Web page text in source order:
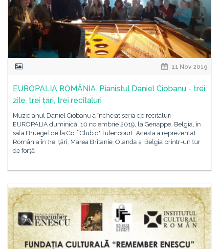
11 Nov 2019
EUROPALIA ROMÂNIA. Pianistul Daniel Ciobanu - trei
zile, trei țări, trei recitaluri
Muzicianul Daniel Ciobanu a încheiat seria de recitaluri
EUROPALIA duminică, 10 noiembrie 2019, la Genappe, Belgia, în
sala Bruegel de la Golf Club d'Hulencourt. Acesta a reprezentat
România în trei țări, Marea Britanie, Olanda și Belgia printr-un tur
de forță